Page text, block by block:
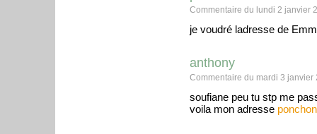
Commentaire du lundi 2 janvier
je voudré ladresse de
anthony
Commentaire du mardi 3 janvier
soufiane peu tu stp me
voila mon adresse